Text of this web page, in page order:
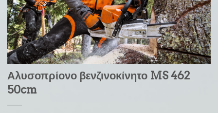
Αλυσοπρίονο βενζινοκίνητο MS 462
50cm